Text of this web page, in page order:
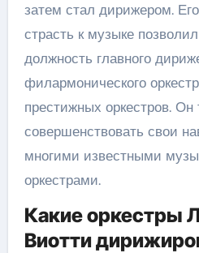
затем стал дирижером.
страсть к музыке
должность главного
филармонического
престижных оркестров. Он
совершенствовать свои
многими известными
оркестрами.
Какие оркестры
Виотти